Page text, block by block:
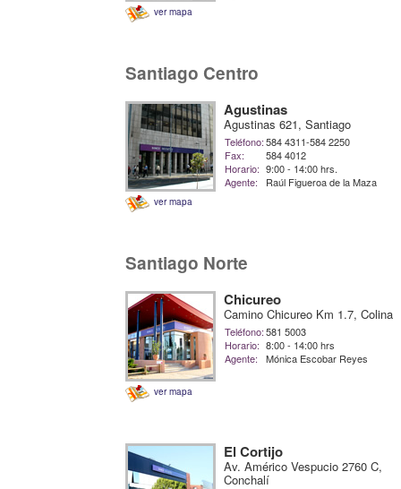
ver mapa
Santiago Centro
ver mapa
Agustinas
Agustinas 621, Santiago
Teléfono:584 4311-584 2250
Fax:
584 4012
Horario: 9:00 - 14:00 hrs.
Agente:
Raúl Figueroa de la Maza
Santiago Norte
ver mapa
Chicureo
Camino Chicureo Km 1.7, Colina
Teléfono:581 5003
Horario: 8:00 - 14:00 hrs
Agente:
Mónica Escobar Reyes
El Cortijo
Av. Américo Vespucio 2760 C,
Conchalí